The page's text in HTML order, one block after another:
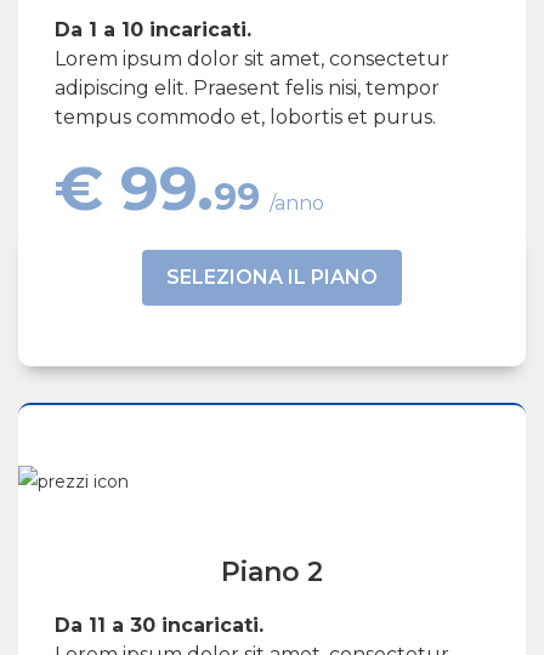
Da 1 a 10 incaricati.
Lorem ipsum dolor sit amet, consectetur
adipiscing elit. Praesent felis nisi, tempor
tempus commodo et, lobortis et purus.
€ 99.99 /anno
SELEZIONA IL PIANO
Piano 2
Da 11 a 30 incaricati.